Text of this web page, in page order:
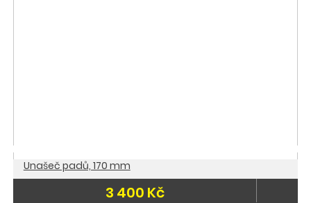
Unašeč padů, 170 mm
3 400 Kč